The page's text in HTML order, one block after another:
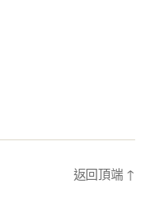
返回頂端 ↑